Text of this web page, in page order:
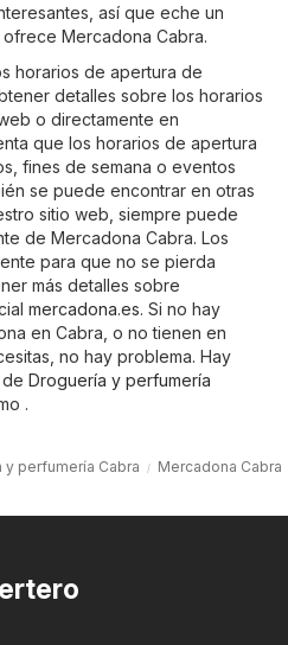
así que eche un
Mercadona Cabra.
horarios de apertura de
detalles sobre los horarios
o directamente en
que los horarios de apertura
fines de semana o eventos
se puede encontrar en otras
sitio web, siempre puede
de Mercadona Cabra. Los
para que no se pierda
más detalles sobre
mercadona.es. Si no hay
en Cabra, o no tienen en
no hay problema. Hay
Droguería y perfumería
.
y perfumería Cabra Mercadona Cabra